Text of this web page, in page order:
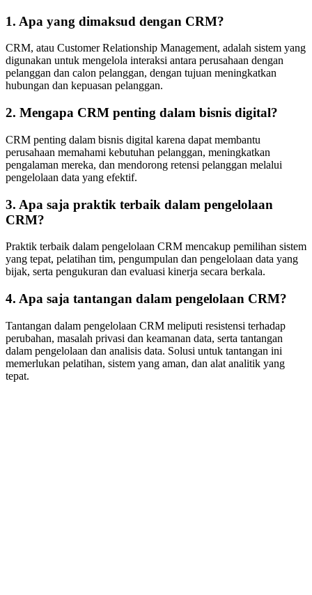
1. Apa yang dimaksud dengan CRM?
CRM, atau Customer Relationship Management, adalah sistem yang
digunakan untuk mengelola interaksi antara perusahaan dengan
pelanggan dan calon pelanggan, dengan tujuan meningkatkan
hubungan dan kepuasan pelanggan.
2. Mengapa CRM penting dalam bisnis digital?
CRM penting dalam bisnis digital karena dapat membantu
perusahaan memahami kebutuhan pelanggan, meningkatkan
pengalaman mereka, dan mendorong retensi pelanggan melalui
pengelolaan data yang efektif.
3. Apa saja praktik terbaik dalam pengelolaan
CRM?
Praktik terbaik dalam pengelolaan CRM mencakup pemilihan sistem
yang tepat, pelatihan tim, pengumpulan dan pengelolaan data yang
bijak, serta pengukuran dan evaluasi kinerja secara berkala.
4. Apa saja tantangan dalam pengelolaan CRM?
Tantangan dalam pengelolaan CRM meliputi resistensi terhadap
perubahan, masalah privasi dan keamanan data, serta tantangan
dalam pengelolaan dan analisis data. Solusi untuk tantangan ini
memerlukan pelatihan, sistem yang aman, dan alat analitik yang
tepat.